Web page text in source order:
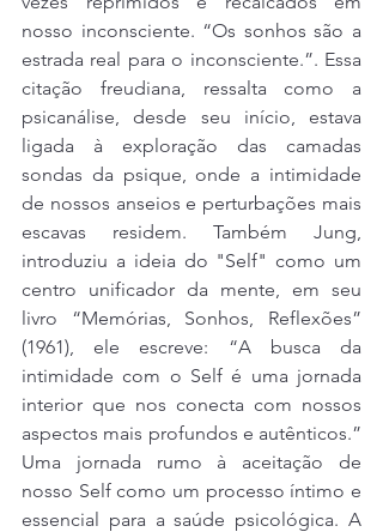
nosso inconsciente. “Os sonhos são a
estrada real para o inconsciente.”. Essa
citação freudiana, ressalta como a
psicanálise, desde seu início, estava
ligada à exploração das camadas
sondas da psique, onde a intimidade
de nossos anseios e perturbações mais
escavas residem. Também Jung,
introduziu a ideia do "Self" como um
centro unificador da mente, em seu
livro “Memórias, Sonhos, Reflexões”
(1961), ele escreve: “A busca da
intimidade com o Self é uma jornada
interior que nos conecta com nossos
aspectos mais profundos e autênticos.”
Uma jornada rumo à aceitação de
nosso Self como um processo íntimo e
essencial para a saúde psicológica. A